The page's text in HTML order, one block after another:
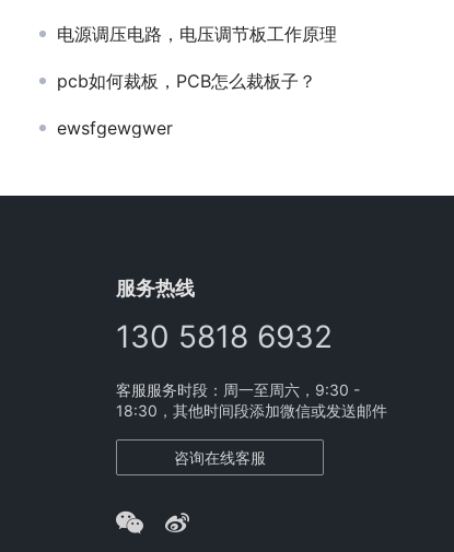
电源调压电路，电压调节板工作原理
pcb如何裁板，PCB怎么裁板子？
ewsfgewgwer
服务热线
130 5818 6932
客服服务时段：周一至周六，9:30 -
18:30，其他时间段添加微信或发送邮件
咨询在线客服